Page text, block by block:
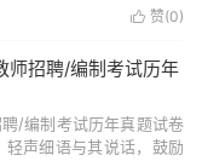
 赞(0)
师招聘/编制考试历年
/编制考试历年真题试卷
轻声细语与其说话，鼓励